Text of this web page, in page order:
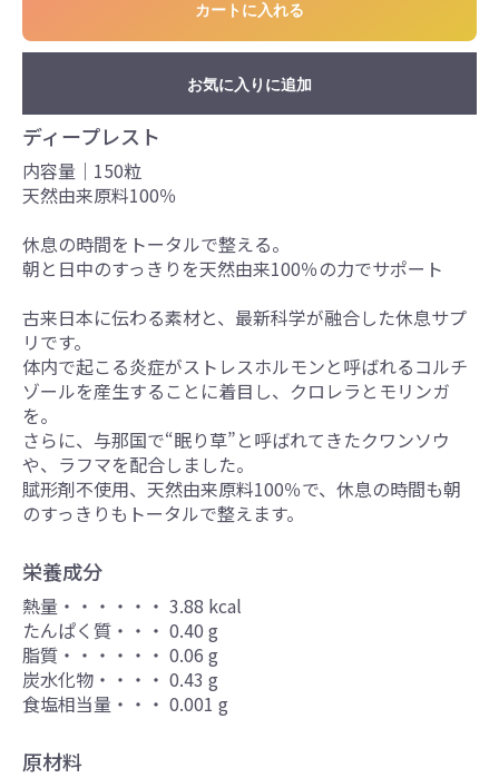
カートに入れる
お気に入りに追加
ディープレスト
内容量｜150粒
天然由来原料100％
休息の​時間を​トータルで​整える。
朝と​日中の​すっきりを天然由来100％の​力で​サポート
古来日本に伝わる素材と、最新科学が融合した休息サプ
リです。
体内で起こる炎症がストレスホルモンと呼ばれるコルチ
ゾールを産生することに着目し、クロレラとモリンガ
を。
さらに、与那国で“眠り草”と呼ばれてきたクワンソウ
や、ラフマを配合しました。
賦形剤不使用、天然由来原料100％で、休息の時間も朝
のすっきりもトータルで整えます。
栄養成分​
熱量・・・・・・ 3.88 kcal
たんぱく質・・・ 0.40 g
脂質・・・・・・ 0.06 g
炭水化物・・・・ 0.43 g
食塩相当量・・・ 0.001 g
原材料